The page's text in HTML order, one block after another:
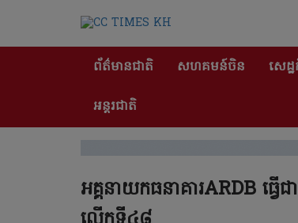
ព័ត៌មានជាតិ សហគមន៍ចិន សេដ្ឋ
អន្តរជាតិ
អគ្គនាយកធនាគារARDB ធ្វើ